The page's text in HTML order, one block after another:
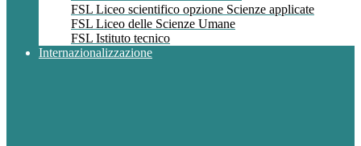
FSL Liceo scientifico opzione Scienze applicate
FSL Liceo delle Scienze Umane
FSL Istituto tecnico
Internazionalizzazione